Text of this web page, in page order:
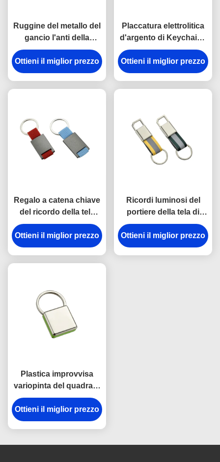
Ruggine del metallo del
gancio l'anti della
catena chiave della
rottura in lega di zinco
del supporto ha inciso
Ottieni il miglior prezzo
Placcatura elettrolitica
d'argento di Keychains
del portiere di plastica
del metallo dell'ABS del
trapezio
Ottieni il miglior prezzo
Regalo a catena chiave
del ricordo della tela
dell'incisione laser del
supporto del metallo di
rettangolo
Ottieni il miglior prezzo
Ricordi luminosi del
portiere della tela di
spessore dei
portachiavi a anello
9mm del gancio della
Ottieni il miglior prezzo
Plastica improvvisa
variopinta del quadrato
della catena chiave del
gancio dell'anti della
ruggine del metallo
chiave
Ottieni il miglior prezzo